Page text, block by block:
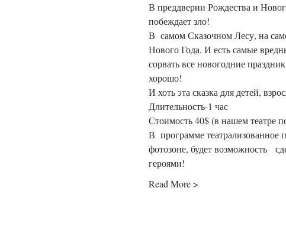
В преддверии Рождества и
побеждает зло!
В  самом Сказочном Лесу, на
Нового Года. И есть самые
сорвать все новогодние
хорошо!
И хоть эта сказка для детей,
Длительность-1 час
Стоимость 40$ (в нашем театре
В  программе
фотозоне, будет возможность
героями!
Read More >